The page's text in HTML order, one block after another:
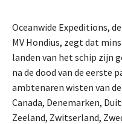
Oceanwide Expeditions,
MV Hondius, zegt dat
landen van het schip zijn
na de dood van de eerste
ambtenaren wisten van
Canada, Denemarken,
Zeeland, Zwitserland,